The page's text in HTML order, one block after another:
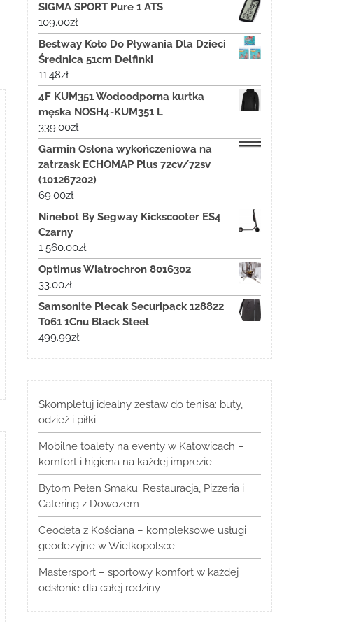
SIGMA SPORT Pure 1 ATS
109.00zł
Bestway Koło Do Pływania Dla Dzieci
Średnica 51cm Delfinki
11.48zł
4F KUM351 Wodoodporna kurtka
męska NOSH4-KUM351 L
339.00zł
Garmin Osłona wykończeniowa na
zatrzask ECHOMAP Plus 72cv/72sv
(101267202)
69.00zł
Ninebot By Segway Kickscooter ES4
Czarny
1 560.00zł
Optimus Wiatrochron 8016302
33.00zł
Samsonite Plecak Securipack 128822
T061 1Cnu Black Steel
499.99zł
Skompletuj idealny zestaw do tenisa: buty,
odzież i piłki
Mobilne toalety na eventy w Katowicach –
komfort i higiena na każdej imprezie
Bytom Pełen Smaku: Restauracja, Pizzeria i
Catering z Dowozem
Geodeta z Kościana – kompleksowe usługi
geodezyjne w Wielkopolsce
Mastersport – sportowy komfort w każdej
odsłonie dla całej rodziny